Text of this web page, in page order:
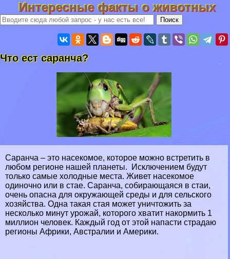
Интересные факты о животных
Что ест саранча?
Саранча – это насекомое, которое можно встретить в
любом регионе нашей планеты. Исключением будут
только самые холодные места. Живет насекомое
одиночно или в стае. Саранча, собирающаяся в стаи,
очень опасна для окружающей среды и для сельского
хозяйства. Одна такая стая может уничтожить за
несколько минут урожай, которого хватит накормить 1
миллион человек. Каждый год от этой напасти страдаю
регионы Африки, Австралии и Америки.